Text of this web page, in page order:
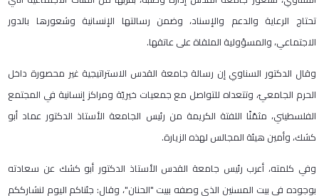
تحتاج الرعاية والدعم والإسناد، وضمن رسالتها الإنسانية وشعورها بالدور
الاجتماعي، والمسؤولية الملقاة على عاتقها.
وقال الدكتور السناوي إن رسالة جامعة القدس الاستراتيجية غير محصورة داخل
الحرم الجامعيّ، وتتعداه للتواصل مع جمعيات خيريّة ومراكز إنسانية في المجتمع
الفلسطيني، مثمّنًا اللفتة الكريمة من رئيس الجامعة الأستاذ الدكتور عماد أبو
كشك، وأمين هيئة المجالس لهذه الزيارة.
وفي كلمته، أعرب رئيس جامعة القدس الأستاذ الدكتور أبو كشك عن سعادته
بوجوده في بيت المسنين الذي وصفه ببيت "الحنان"، وقال: جئناكم اليوم لنشارككم